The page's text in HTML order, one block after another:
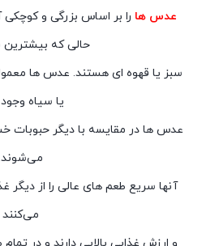
عدس ها را بر اساس بزرگی و
حالی که
سبز یا قهوه ای هستند. عدس ها
یا سیاه وجود
عدس ها در مقایسه با دیگر حبوبات
آنها سریع طعم های عالی را از
می‌کنند